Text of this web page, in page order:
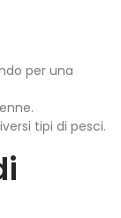
per una
tipi di pesci.